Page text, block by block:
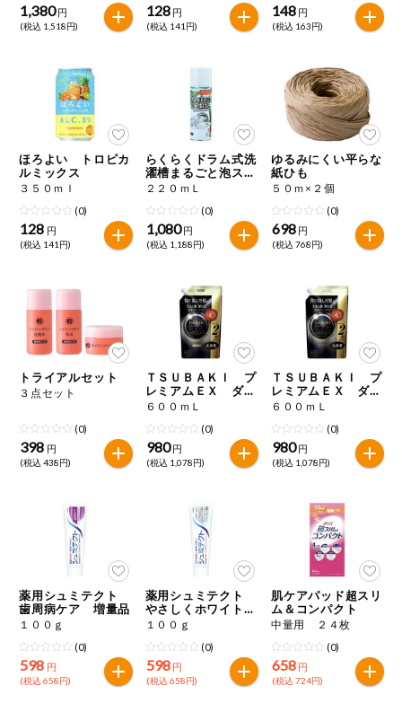
1,380 円
(税込 1,518円)
128 円
(税込 141円)
148 円
(税込 163円)
ほろよい トロピカ
ルミックス
３５０ｍｌ
(0)
128 円
(税込 141円)
らくらくドラム式洗
濯槽まるごと泡スプ
レー
２２０ｍＬ
(0)
1,080 円
(税込 1,188円)
ゆるみにくい平らな
紙ひも
５０ｍ×２個
(0)
698 円
(税込 768円)
トライアルセット
３点セット
(0)
398 円
(税込 438円)
ＴＳＵＢＡＫＩ プ
レミアムＥＸ ダメ
ージケア＆リペア
え用
６００ｍＬ
(0)
980 円
(税込 1,078円)
ＴＳＵＢＡＫＩ プ
レミアムＥＸ ダメ
ージケア＆リペア
リートメント つめ
かえ用
６００ｍＬ
(0)
980円
(税込 1,078円)
薬用シュミテクト
歯周病ケア 増量品
１００ｇ
(0)
598 円
(税込 658円)
薬用シュミテクト
やさしくホワイトニ
ングＥＸ 増量品
１００ｇ
(0)
598 円
(税込 658円)
肌ケアパッド超スリ
ム＆コンパクト
中量用 ２４枚
(0)
658 円
(税込 724円)